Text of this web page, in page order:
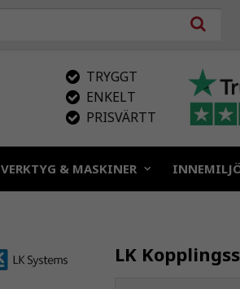
TRYGGT
ENKELT
PRISVÄRTT
VERKTYG & MASKINER
LK